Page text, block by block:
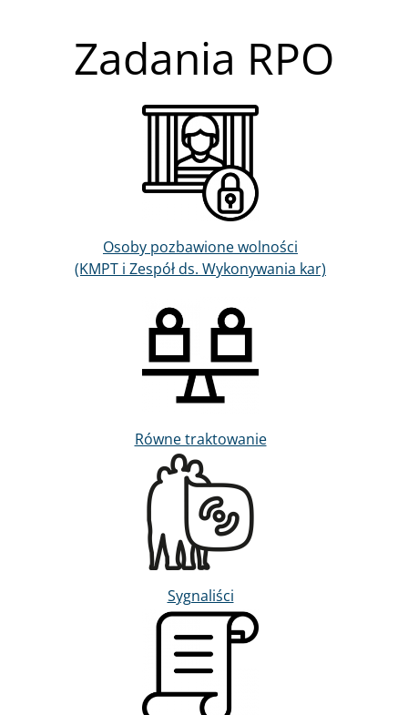
Zadania RPO
Obraz
Osoby pozbawione wolności
(KMPT i Zespół ds. Wykonywania kar)
Obraz
Równe traktowanie
Obraz
Sygnaliści
Obraz